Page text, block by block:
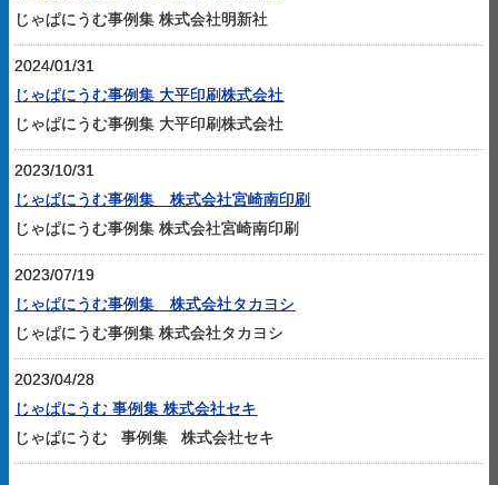
じゃぱにうむ事例集 株式会社明新社
2024/01/31
じゃぱにうむ事例集 大平印刷株式会社
じゃぱにうむ事例集 大平印刷株式会社
2023/10/31
じゃぱにうむ事例集 株式会社宮崎南印刷
じゃぱにうむ事例集 株式会社宮崎南印刷
2023/07/19
じゃぱにうむ事例集 株式会社タカヨシ
じゃぱにうむ事例集 株式会社タカヨシ
2023/04/28
じゃぱにうむ 事例集 株式会社セキ
じゃぱにうむ 事例集 株式会社セキ